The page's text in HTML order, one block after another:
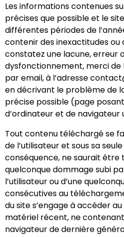
Les informations contenues
précises que possible et le
différentes périodes de
contenir des inexactitudes ou
constatez une lacune, erreur
dysfonctionnement, merci de
par email, à l’adresse
en décrivant le problème de
précise possible (page
d’ordinateur et de navigateur
Tout contenu téléchargé se
de l’utilisateur et sous sa
conséquence, ne saurait être
quelconque dommage subi
l’utilisateur ou d’une
consécutives au
du site s’engage à accéder
matériel récent, ne
navigateur de dernière